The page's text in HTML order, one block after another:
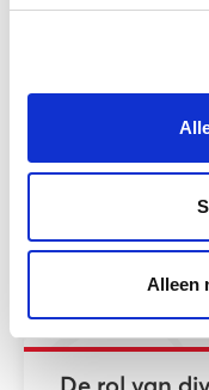
Alleen
onderzoeker
tijdens de
Meer lezen